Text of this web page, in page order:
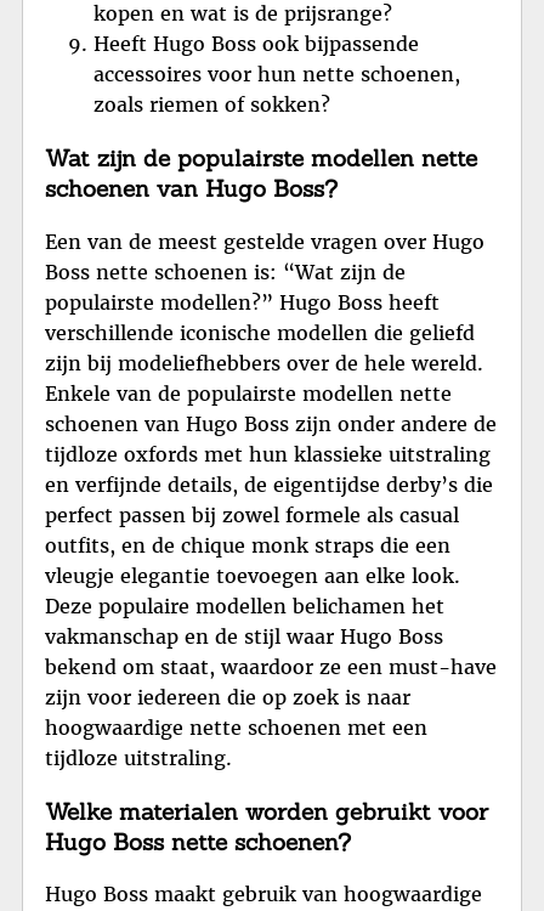
kopen en wat is de prijsrange?
Heeft Hugo Boss ook bijpassende
accessoires voor hun nette schoenen,
zoals riemen of sokken?
Wat zijn de populairste modellen nette
schoenen van Hugo Boss?
Een van de meest gestelde vragen over Hugo
Boss nette schoenen is: “Wat zijn de
populairste modellen?” Hugo Boss heeft
verschillende iconische modellen die geliefd
zijn bij modeliefhebbers over de hele wereld.
Enkele van de populairste modellen nette
schoenen van Hugo Boss zijn onder andere de
tijdloze oxfords met hun klassieke uitstraling
en verfijnde details, de eigentijdse derby’s die
perfect passen bij zowel formele als casual
outfits, en de chique monk straps die een
vleugje elegantie toevoegen aan elke look.
Deze populaire modellen belichamen het
vakmanschap en de stijl waar Hugo Boss
bekend om staat, waardoor ze een must-have
zijn voor iedereen die op zoek is naar
hoogwaardige nette schoenen met een
tijdloze uitstraling.
Welke materialen worden gebruikt voor
Hugo Boss nette schoenen?
Hugo Boss maakt gebruik van hoogwaardige